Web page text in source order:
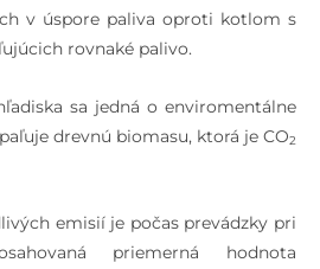
W 96 160
% 90,4 90,1
% 90,8 90,5
v úspore paliva oproti kotlom s
rovnaké palivo.
sa jedná o enviromentálne
drevnú biomasu, ktorá je CO2
emisií je počas prevádzky pri
priemerná hodnota